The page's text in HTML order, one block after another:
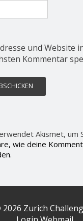
und Website
Kommentar
Akismet, um
wie deine
Zurich